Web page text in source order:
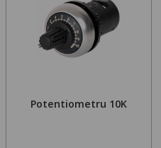
Potentiometru 10K